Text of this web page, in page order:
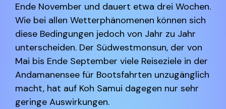
Ende November und dauert etwa drei Wochen.
Wie bei allen Wetterphänomenen können sich
diese Bedingungen jedoch von Jahr zu Jahr
unterscheiden. Der Südwestmonsun, der von
Mai bis Ende September viele Reiseziele in der
Andamanensee für Bootsfahrten unzugänglich
macht, hat auf Koh Samui dagegen nur sehr
geringe Auswirkungen.